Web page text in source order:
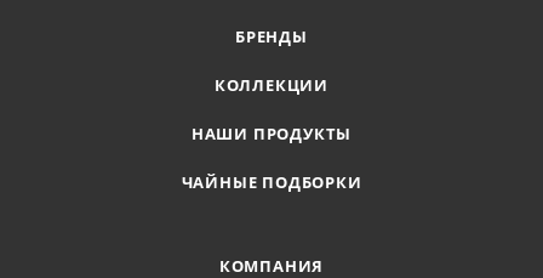
БРЕНДЫ
КОЛЛЕКЦИИ
НАШИ ПРОДУКТЫ
ЧАЙНЫЕ ПОДБОРКИ
КОМПАНИЯ